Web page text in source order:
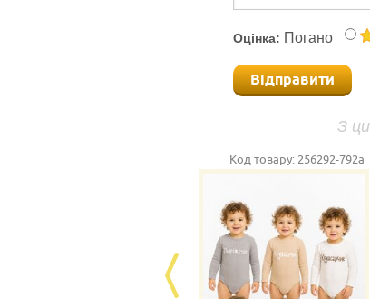
Оцінка: Погано
Відправити
З
Код товару: 256292-792а